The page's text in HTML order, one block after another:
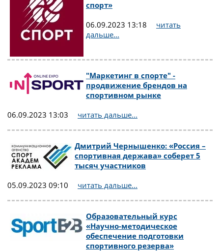
спорт»
06.09.2023 13:18
читать
дальше...
"Маркетинг в спорте" -
продвижение брендов на
спортивном рынке
06.09.2023 13:03
читать дальше...
Дмитрий Чернышенко: «Россия –
спортивная держава» соберет 5
тысяч участников
05.09.2023 09:10
читать дальше...
Образовательный курс
«Научно-методическое
обеспечение подготовки
спортивного резерва»